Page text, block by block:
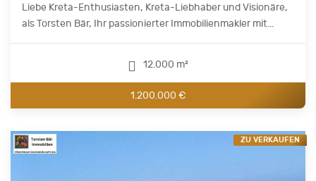
Liebe Kreta-Enthusiasten, Kreta-Liebhaber und Visionäre,
als Torsten Bär, Ihr passionierter Immobilienmakler mit...
12.000 m²
1.200.000 €
ZU VERKAUFEN